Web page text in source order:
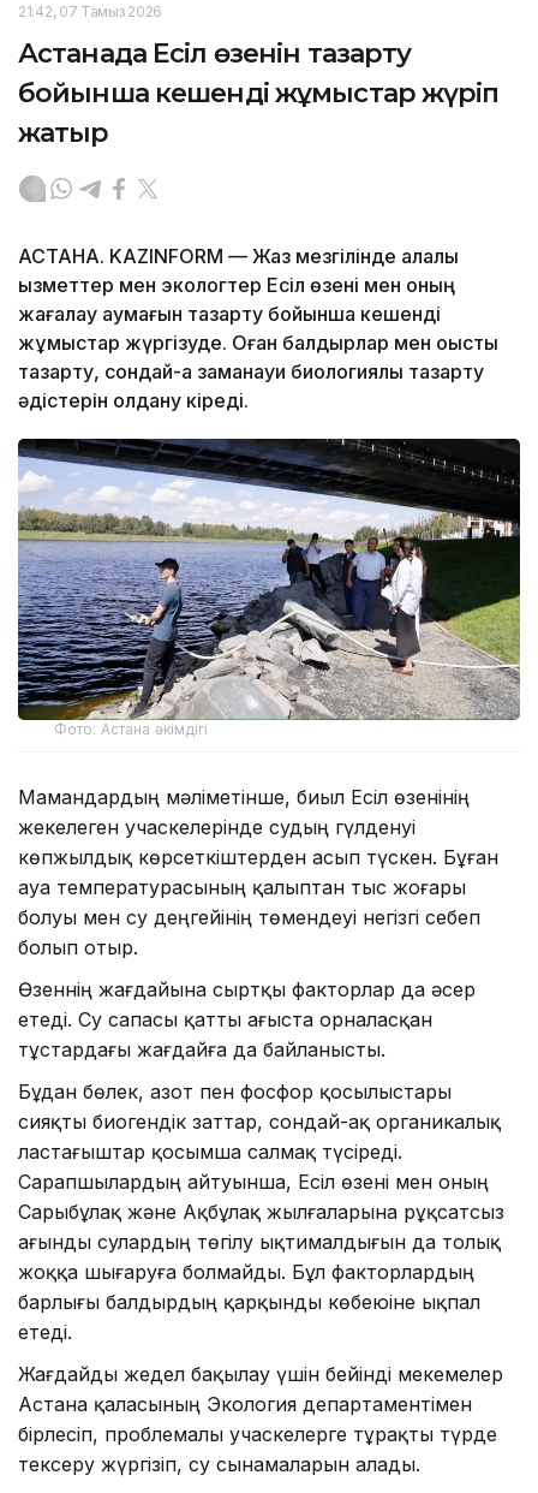
21:42, 07 Тамыз 2026
Астанада Есіл өзенін тазарту
бойынша кешенді жұмыстар жүріп
жатыр
АСТАНА. KAZINFORM — Жаз мезгілінде қалалық
қызметтер мен экологтер Есіл өзені мен оның
жағалау аумағын тазарту бойынша кешенді
жұмыстар жүргізуде. Оған балдырлар мен қоқысты
тазарту, сондай-ақ заманауи биологиялық тазарту
әдістерін қолдану кіреді.
Фото: Астана әкімдігі
Мамандардың мәліметінше, биыл Есіл өзенінің
жекелеген учаскелерінде судың гүлденуі
көпжылдық көрсеткіштерден асып түскен. Бұған
ауа температурасының қалыптан тыс жоғары
болуы мен су деңгейінің төмендеуі негізгі себеп
болып отыр.
Өзеннің жағдайына сыртқы факторлар да әсер
етеді. Су сапасы қатты ағыста орналасқан
тұстардағы жағдайға да байланысты.
Бұдан бөлек, азот пен фосфор қосылыстары
сияқты биогендік заттар, сондай-ақ органикалық
ластағыштар қосымша салмақ түсіреді.
Сарапшылардың айтуынша, Есіл өзені мен оның
Сарыбұлақ және Ақбұлақ жылғаларына рұқсатсыз
ағынды сулардың төгілу ықтималдығын да толық
жоққа шығаруға болмайды. Бұл факторлардың
барлығы балдырдың қарқынды көбеюіне ықпал
етеді.
Жағдайды жедел бақылау үшін бейінді мекемелер
Астана қаласының Экология департаментімен
бірлесіп, проблемалы учаскелерге тұрақты түрде
тексеру жүргізіп, су сынамаларын алады.